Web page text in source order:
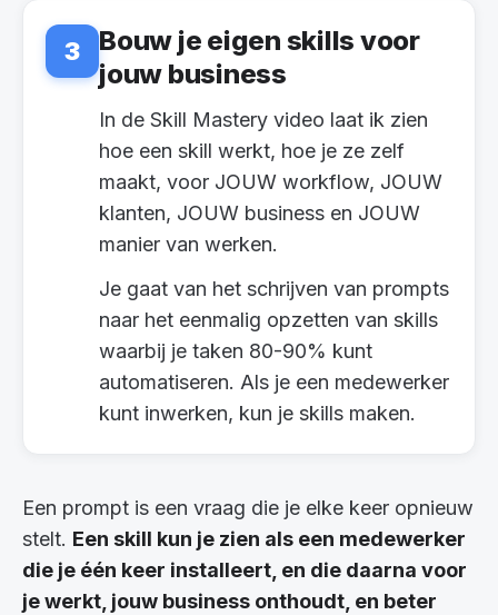
3
Bouw je eigen skills voor
jouw business
In de Skill Mastery video laat ik zien
hoe een skill werkt, hoe je ze zelf
maakt, voor JOUW workflow, JOUW
klanten, JOUW business en JOUW
manier van werken.
Je gaat van het schrijven van prompts
naar het eenmalig opzetten van skills
waarbij je taken 80-90% kunt
automatiseren. Als je een medewerker
kunt inwerken, kun je skills maken.
Een prompt is een vraag die je elke keer opnieuw
stelt. Een skill kun je zien als een medewerker
die je één keer installeert, en die daarna voor
je werkt, jouw business onthoudt, en beter